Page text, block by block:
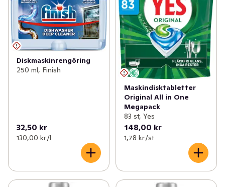
Diskmaskinrengöring
250 ml, Finish
32,50 kr
130,00 kr /l
Maskindisktabletter
Original All in One
Megapack
83 st, Yes
148,00 kr
1,78 kr /st